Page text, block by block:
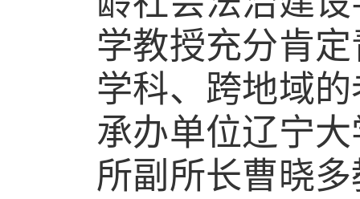
学教授充分肯
学科、跨地域
承办单位辽宁
所副所长曹晓